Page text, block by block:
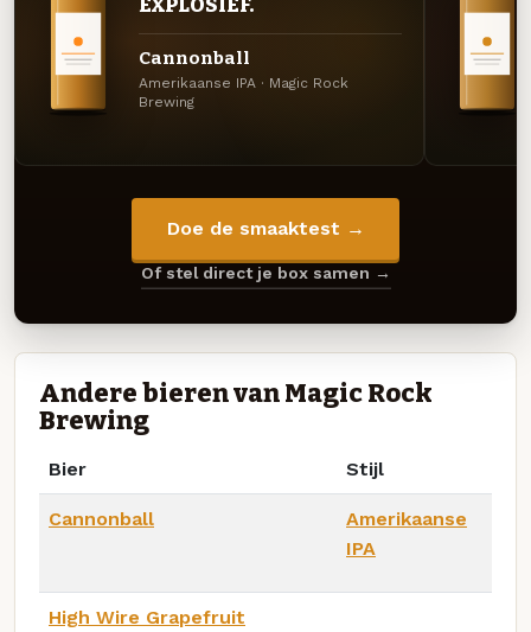
EXPLOSIEF.
Cannonball
Amerikaanse IPA · Magic Rock
Brewing
Doe de smaaktest →
Of stel direct je box samen →
Andere bieren van Magic Rock
Brewing
Bier Stijl
Cannonball
Amerikaanse
IPA
High Wire Grapefruit